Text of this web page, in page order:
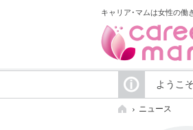
キャリア･マムは女性の働
ようこ
ニュース